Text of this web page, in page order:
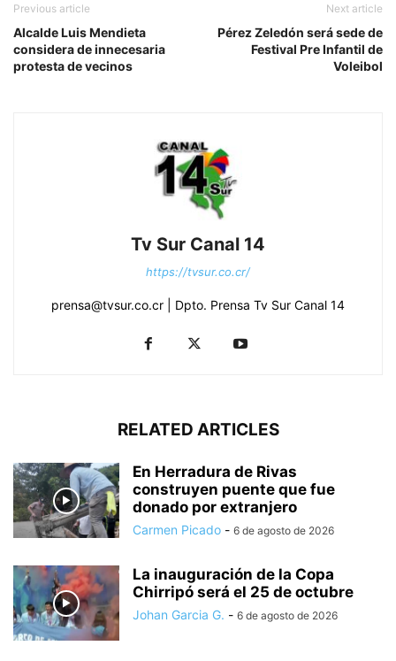
Previous article
Alcalde Luis Mendieta
considera de innecesaria
protesta de vecinos
Next article
Pérez Zeledón será sede de
Festival Pre Infantil de
Voleibol
Tv Sur Canal 14
https://tvsur.co.cr/
prensa@tvsur.co.cr | Dpto. Prensa Tv Sur Canal 14
RELATED ARTICLES
En Herradura de Rivas
construyen puente que fue
donado por extranjero
Carmen Picado - 6 de agosto de 2026
La inauguración de la Copa
Chirripó será el 25 de octubre
Johan Garcia G. - 6 de agosto de 2026